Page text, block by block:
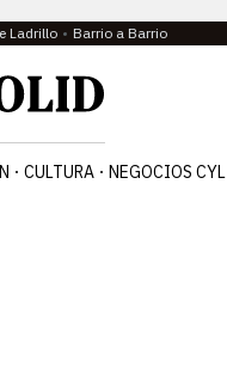
Ladrillo Barrio a Barrio
CULTURA NEGOCIOS CYL